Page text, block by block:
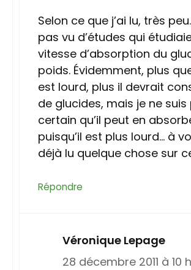
Selon ce que j’ai lu, très
pas vu d’études qui
vitesse d’absorption du
poids. Évidemment, plus
est lourd, plus il devrait
de glucides, mais je ne suis
certain qu’il peut en
puisqu’il est plus lourd… à
déjà lu quelque chose sur
Répondre
Véronique Lepage
28 décembre 2011 à 10